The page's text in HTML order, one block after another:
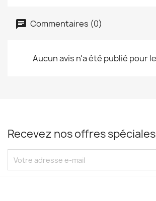
Commentaires (0)
Aucun avis n'a été publié pour
Recevez nos offres spéciales